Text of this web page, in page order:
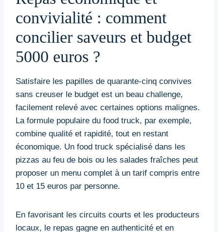
convivialité : comment
concilier saveurs et budget
5000 euros ?
Satisfaire les papilles de quarante-cinq convives
sans creuser le budget est un beau challenge,
facilement relevé avec certaines options malignes.
La formule populaire du food truck, par exemple,
combine qualité et rapidité, tout en restant
économique. Un food truck spécialisé dans les
pizzas au feu de bois ou les salades fraîches peut
proposer un menu complet à un tarif compris entre
10 et 15 euros par personne.
En favorisant les circuits courts et les producteurs
locaux, le repas gagne en authenticité et en